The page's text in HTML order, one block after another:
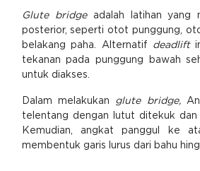
Glute bridgeadalah latihan yang
posterior, seperti otot punggung,
belakang paha. Alternatif deadlift
tekanan pada punggung bawah
untuk diakses.
Dalam melakukan glute bridge,
telentang dengan lutut ditekuk dan
Kemudian, angkat panggul ke
membentuk garis lurus dari bahu